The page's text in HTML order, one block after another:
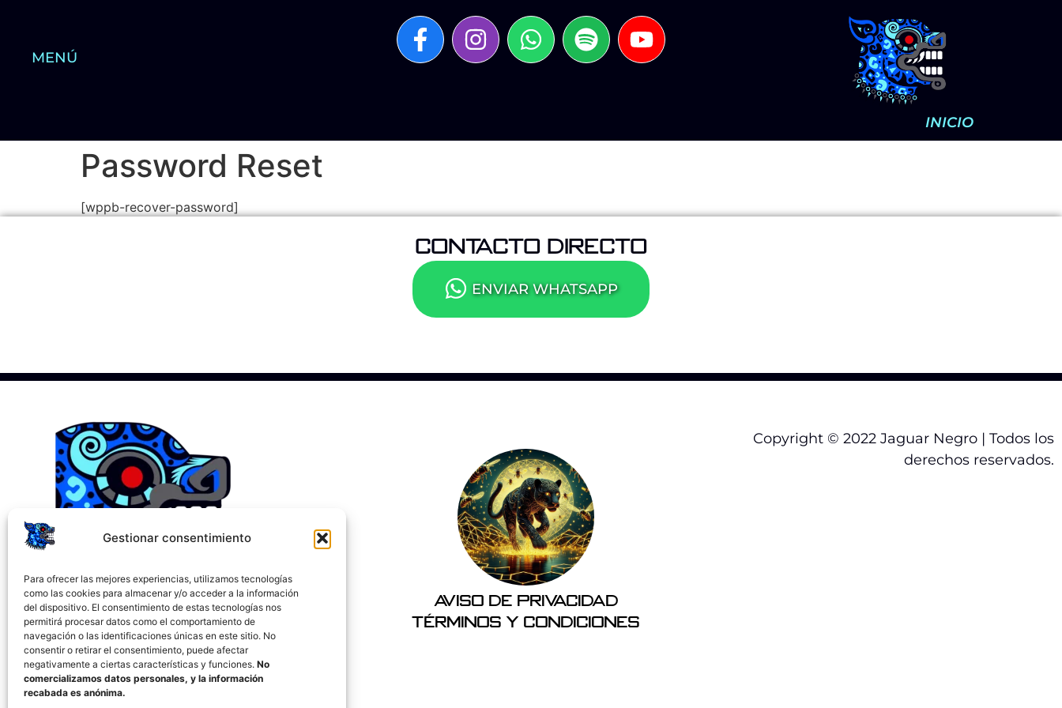
Gestionar consentimiento
Para ofrecer las mejores experiencias, utilizamos tecnologías
como las cookies para almacenar y/o acceder a la información
del dispositivo. El consentimiento de estas tecnologías nos
permitirá procesar datos como el comportamiento de
navegación o las identificaciones únicas en este sitio. No
consentir o retirar el consentimiento, puede afectar
negativamente a ciertas características y funciones. No
comercializamos datos personales, y la información
recabada es anónima.
MENÚ
INICIO
Password Reset
[wppb-recover-password]
CONTACTO DIRECTO
ENVIAR WHATSAPP
Aviso de Privacidad
Términos y Condiciones
Copyright © 2022 Jaguar Negro | Todos los
derechos reservados.